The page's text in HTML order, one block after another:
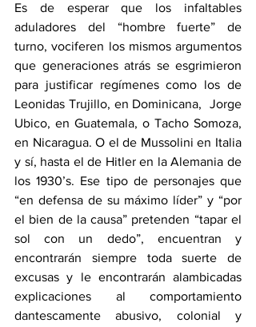
Es de esperar que los infaltables
aduladores del “hombre fuerte” de
turno, vociferen los mismos argumentos
que generaciones atrás se esgrimieron
para justificar regímenes como los de
Leonidas Trujillo, en Dominicana,  Jorge
Ubico, en Guatemala, o Tacho Somoza,
en Nicaragua. O el de Mussolini en Italia
y sí, hasta el de Hitler en la Alemania de
los 1930’s. Ese tipo de personajes que
“en defensa de su máximo líder” y “por
el bien de la causa” pretenden “tapar el
sol con un dedo”, encuentran y
encontrarán siempre toda suerte de
excusas y le encontrarán alambicadas
explicaciones al comportamiento
dantescamente abusivo, colonial y